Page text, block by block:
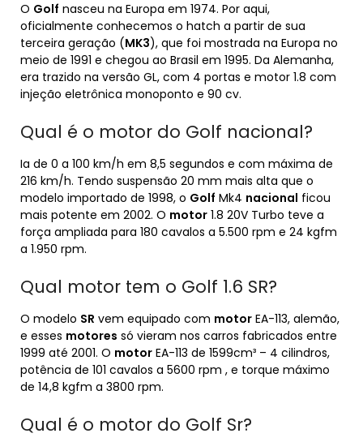
O Golf nasceu na Europa em 1974. Por aqui,
oficialmente conhecemos o hatch a partir de sua
terceira geração (MK3), que foi mostrada na Europa no
meio de 1991 e chegou ao Brasil em 1995. Da Alemanha,
era trazido na versão GL, com 4 portas e motor 1.8 com
injeção eletrônica monoponto e 90 cv.
Qual é o motor do Golf nacional?
Ia de 0 a 100 km/h em 8,5 segundos e com máxima de
216 km/h. Tendo suspensão 20 mm mais alta que o
modelo importado de 1998, o Golf Mk4 nacional ficou
mais potente em 2002. O motor 1.8 20V Turbo teve a
força ampliada para 180 cavalos a 5.500 rpm e 24 kgfm
a 1.950 rpm.
Qual motor tem o Golf 1.6 SR?
O modelo SR vem equipado com motor EA-113, alemão,
e esses motores só vieram nos carros fabricados entre
1999 até 2001. O motor EA-113 de 1599cm³ – 4 cilindros,
potência de 101 cavalos a 5600 rpm , e torque máximo
de 14,8 kgfm a 3800 rpm.
Qual é o motor do Golf Sr?